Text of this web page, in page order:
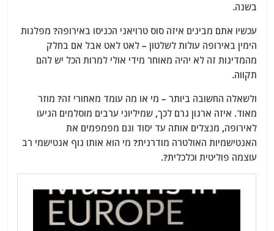
בשנה.
עכשיו אתם מבינים איזה סוס טרויאני הכניסו באירופה? מפלגות
הימין באירופה עולות לשלטון – לאט לאט אבל אם בחלק
מהמדינות זה לא יהיה מאוחר מידי אולי למרות הכל יש להם
תקווה.
ולשאלה החשובה ביותר – מי או מה עומד מאחורי זה? מוזר
מאוד. איזה ארגון גרם לכך, שמיליוני ערבים מוסלמים הגיעו
לאירופה, מנצלים אותה עד יסוד וגם מפמפמים את
האנטישמיות האולטרה מודרנית? מי הוא אותו גוף אנטישמי רב
עוצמה פוליטית וכלכלית?.